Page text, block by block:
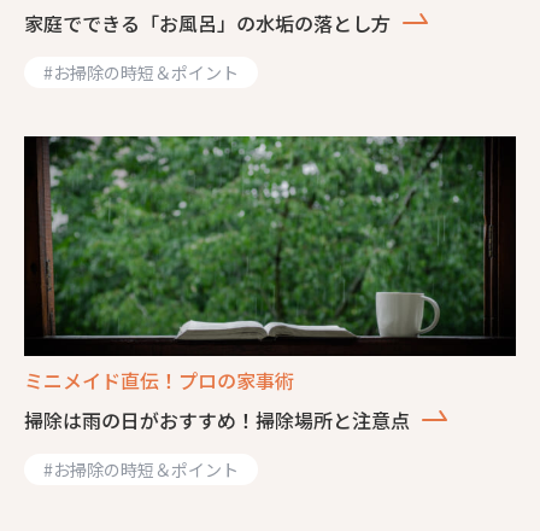
家庭でできる「お風呂」の水垢の落とし方
#お掃除の時短＆ポイント
ミニメイド直伝！プロの家事術
掃除は雨の日がおすすめ！掃除場所と注意点
#お掃除の時短＆ポイント